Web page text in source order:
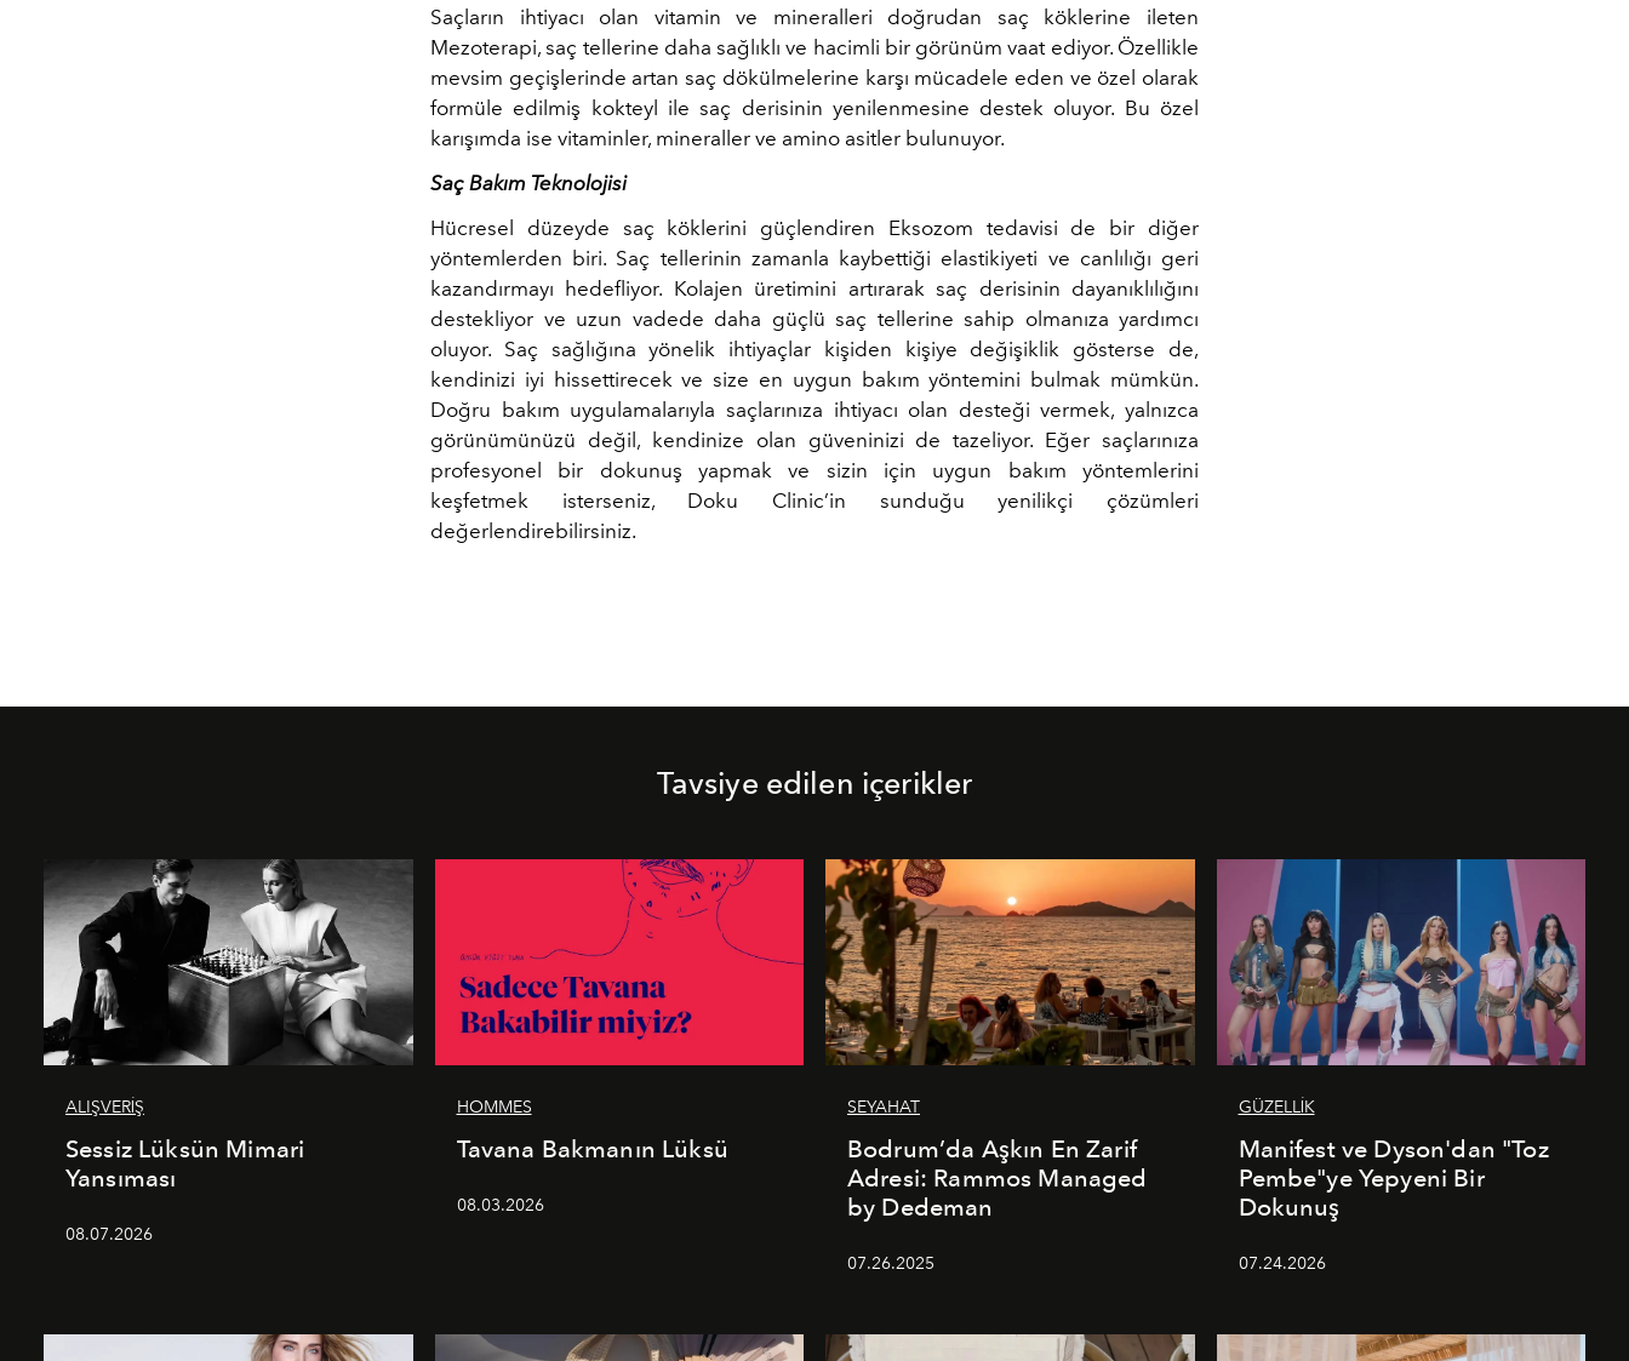
Saçların ihtiyacı olan vitamin ve mineralleri doğrudan saç köklerine ileten
Mezoterapi, saç tellerine daha sağlıklı ve hacimli bir görünüm vaat ediyor. Özellikle
mevsim geçişlerinde artan saç dökülmelerine karşı mücadele eden ve özel olarak
formüle edilmiş kokteyl ile saç derisinin yenilenmesine destek oluyor. Bu özel
karışımda ise vitaminler, mineraller ve amino asitler bulunuyor.
Saç Bakım Teknolojisi
Hücresel düzeyde saç köklerini güçlendiren Eksozom tedavisi de bir diğer
yöntemlerden biri. Saç tellerinin zamanla kaybettiği elastikiyeti ve canlılığı geri
kazandırmayı hedefliyor. Kolajen üretimini artırarak saç derisinin dayanıklılığını
destekliyor ve uzun vadede daha güçlü saç tellerine sahip olmanıza yardımcı
oluyor. Saç sağlığına yönelik ihtiyaçlar kişiden kişiye değişiklik gösterse de,
kendinizi iyi hissettirecek ve size en uygun bakım yöntemini bulmak mümkün.
Doğru bakım uygulamalarıyla saçlarınıza ihtiyacı olan desteği vermek, yalnızca
görünümünüzü değil, kendinize olan güveninizi de tazeliyor. Eğer saçlarınıza
profesyonel bir dokunuş yapmak ve sizin için uygun bakım yöntemlerini
keşfetmek isterseniz, Doku Clinic’in sunduğu yenilikçi çözümleri
değerlendirebilirsiniz.
Tavsiye edilen içerikler
ALIŞVERİŞ
Sessiz Lüksün Mimari
Yansıması
08.07.2026
HOMMES
Tavana Bakmanın Lüksü
08.03.2026
SEYAHAT
Bodrum’da Aşkın En Zarif
Adresi: Rammos Managed
by Dedeman
07.26.2025
GÜZELLİK
Manifest ve Dyson'dan "Toz
Pembe"ye Yepyeni Bir
Dokunuş
07.24.2026